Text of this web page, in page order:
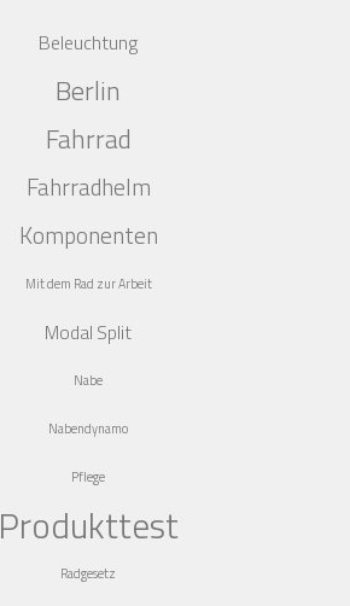
Beleuchtung
Berlin
Fahrrad
Fahrradhelm
Komponenten
Mit dem Rad zur Arbeit
Modal Split
Nabe
Nabendynamo
Pflege
Produkttest
Radgesetz